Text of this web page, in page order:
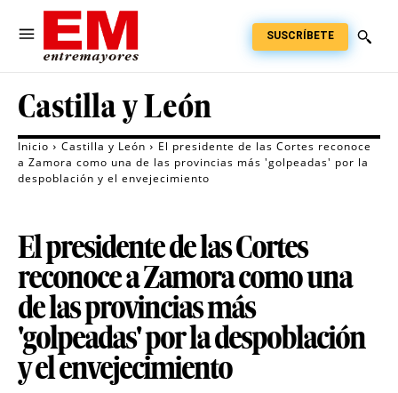
SUSCRÍBETE
Castilla y León
Inicio Castilla y León
El presidente de las Cortes reconoce
a Zamora como una de las provincias más 'golpeadas' por la
despoblación y el envejecimiento
El presidente de las Cortes
reconoce a Zamora como una
de las provincias más
'golpeadas' por la despoblación
y el envejecimiento